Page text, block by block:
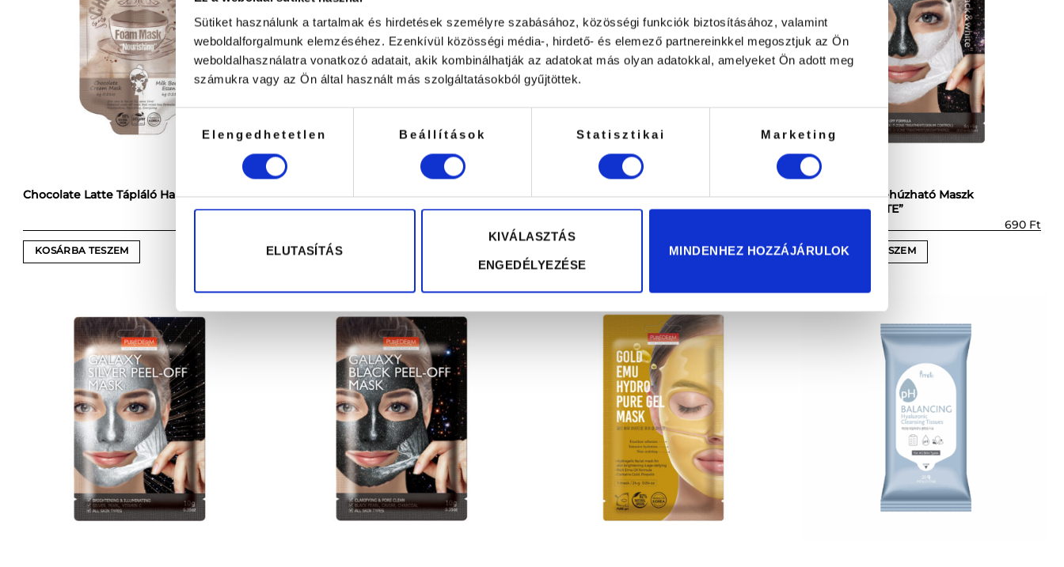
Sütiket használunk a tartalmak és hirdetések személyre szabásához, közösségi funkciók biztosításához, valamint
weboldalforgalmunk elemzéséhez. Ezenkívül közösségi média-, hirdető- és elemező partnereinkkel megosztjuk az Ön
weboldalhasználatra vonatkozó adatait, akik kombinálhatják az adatokat más olyan adatokkal, amelyeket Ön adott meg
számukra vagy az Ön által használt más szolgáltatásokból gyűjtöttek.
Hozzájárulás
kiválasztása
Elengedhetetlen Beállítások Statisztikai Marketing
ELUTASÍTÁS
KIVÁLASZTÁS
ENGEDÉLYEZÉSE
MINDENHEZ HOZZÁJÁRULOK
Chocolate Latte Tápláló Habmaszk
KOSÁRBA TESZEM
Clarifying Toner
KOSÁRBA TESZEM
Fényesítő Iszap Hámlasztó Maszk
GALAXY 2X Lehúzható Maszk
„BLACK+WHITE”
690 Ft
KOSÁRBA TESZEM